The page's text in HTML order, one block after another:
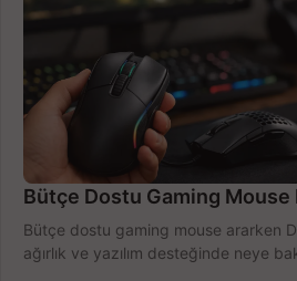
Bütçe Dostu Gaming Mouse
Bütçe dostu gaming mouse ararken
ağırlık ve yazılım desteğinde neye